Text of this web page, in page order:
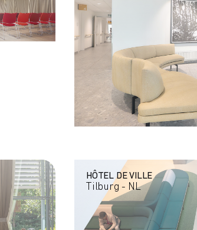
HÔTEL DE VILLE
Tilburg - NL